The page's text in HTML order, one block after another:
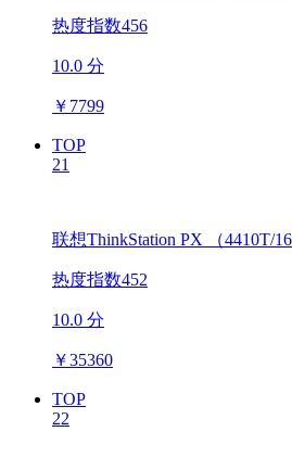
热度指数456
10.0 分
￥ 7799
TOP
21
联想ThinkStation PX （4410T/
热度指数452
10.0 分
￥35360
TOP
22